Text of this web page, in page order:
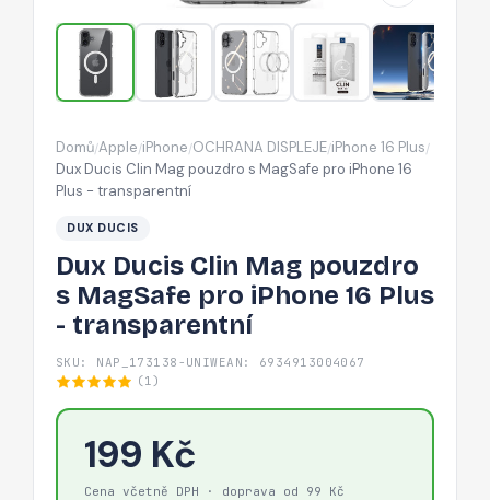
MagSafe
pro
iPhone
16
-
Domů/Apple/iPhone/OCHRANA DISPLEJE/iPhone 16 Plus/
Dux Ducis Clin Mag pouzdro s MagSafe pro iPhone 16
Plus - transparentní
DUX DUCIS
Dux Ducis Clin Mag pouzdro
s MagSafe pro iPhone 16 Plus
- transparentní
SKU: NAP_173138-UNIWEAN: 6934913004067
(1)
199 Kč
Cena včetně DPH · doprava od 99 Kč